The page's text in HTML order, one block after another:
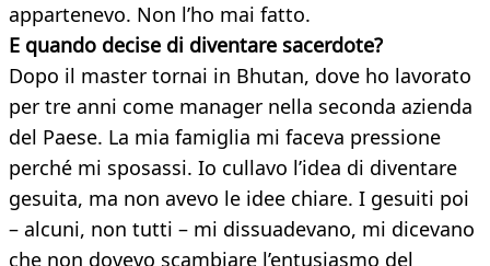
appartenevo. Non l’ho mai fatto.
E quando decise di diventare sacerdote?
Dopo il master tornai in Bhutan, dove ho lavorato
per tre anni come manager nella seconda azienda
del Paese. La mia famiglia mi faceva pressione
perché mi sposassi. Io cullavo l’idea di diventare
gesuita, ma non avevo le idee chiare. I gesuiti poi
– alcuni, non tutti – mi dissuadevano, mi dicevano
che non dovevo scambiare l’entusiasmo del